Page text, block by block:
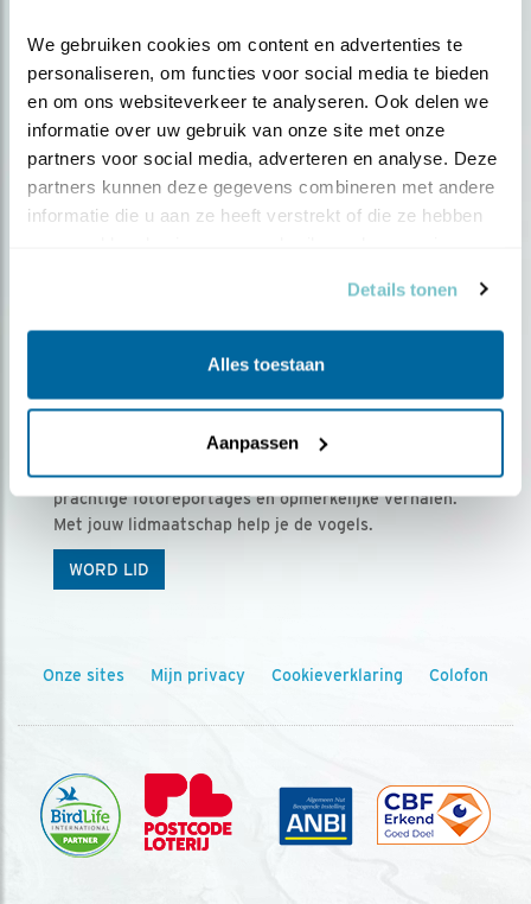
We gebruiken cookies om content en advertenties te
personaliseren, om functies voor social media te bieden
en om ons websiteverkeer te analyseren. Ook delen we
informatie over uw gebruik van onze site met onze
partners voor social media, adverteren en analyse. Deze
partners kunnen deze gegevens combineren met andere
informatie die u aan ze heeft verstrekt of die ze hebben
Details tonen
Alles toestaan
Aanpassen
Ontvang 5 x Vogels voor € 36,00 per jaar
Vogels is het tijdschrift voor onze leden, met
prachtige fotoreportages en opmerkelijke verhalen.
Met jouw lidmaatschap help je de vogels.
WORD LID
Onze sites Mijn privacy Cookieverklaring Colofon